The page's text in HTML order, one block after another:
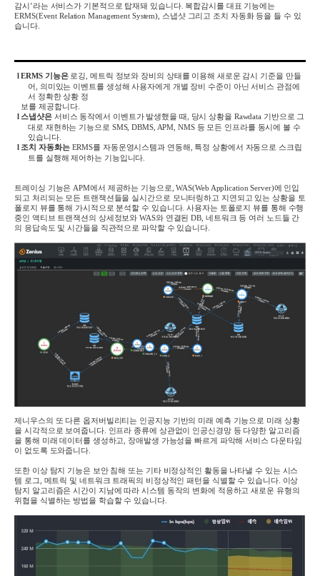
감시’라는 서비스가 기본적으로 탑재돼 있습니다. 복합감시를 대표 기능에는
ERMS(Event Relation Management System), 스냅샷 그리고 조치 자동화 등을 들 수 있
습니다.
lERMS 기능은로깅 메트릭 정보와 장비의 상태를 이용해 새로운 감시 기준을 만들
어
의미있는 이벤트를 생성해 사용자에게 개별 장비 수준이 아닌 서비스 관점에
서 정확한 상황 정
보를 제공합니다.
l 스냅샷은서비스 동작에서 이벤트가 발생했을 때 당시 상황을Rawdata 기반으로 그
대로 재현하는 기능으로 SMS, DBMS, APM, NMS 등 모든 인프라를 동시에 볼 수
있습니다.
l 조치 자동화는ERMS를 자동운영시스템과 연동해 특정 상황에서 자동으로 스크립
트를 실행해 제어하는 기능입니다
트레이싱 기능은 APM에서 제공하는 기능으로 , WAS(Web Application Server)에 인입
되고 처리되는 모든 트랜잭션들을 실시간으로 모니터링하고 지연되고 있는 상황을 토
폴로지 뷰를 통해 가시적으로 분석할 수 있습니다.사용자는 토폴로지 뷰를 통해 수행
중인 액티브 트랜잭션의 상세정보와 WAS와 연결된 DB, 네트워크 등 여러 노드들 간
의 응답속도 및 시간들을 직관적으로 파악할 수 있습니다
제니우스의 또 다른 옵저버빌리티는 인공지능 기반의 미래 예측 기능으로 미래 상황
을 시각적으로 보여줍니다. 인프라 종류에 상관없이 인공신경망 등 다양한 알고리즘
을 통해 미래 데이터를 생성하고
장애발생 가능성을 빠르게 파악해 서비스 다운타임
이 없도록 도와줍니다
또한 이상 탐지 기능은 보안 침해 또는 기타 비정상적인 활동을 나타낼 수 있는 시스
템 로그 메트릭 및 네트워크 트래픽의 비정상적인 패턴을 식별할 수 있습니다. 이상
탐지 알고리즘은 시간이 지남에 따라 시스템 동작의 변화에 적응하고 새로운 유형의
위협을 식별하는 방법을 학습할 수 있습니다.